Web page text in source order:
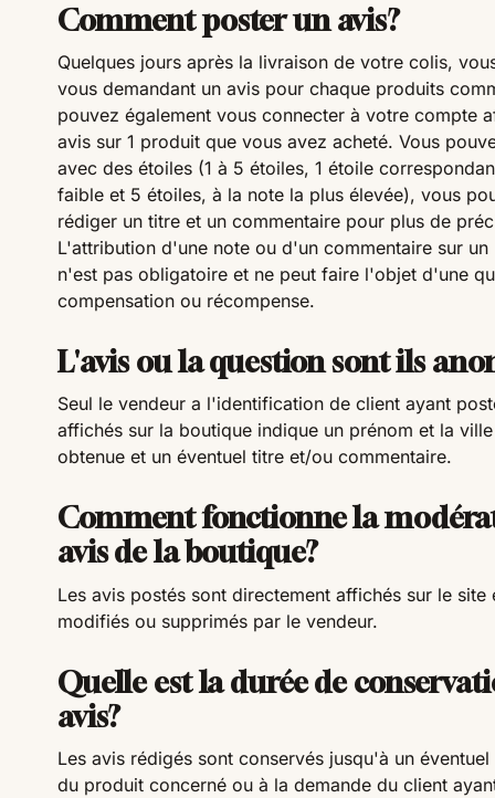
Comment poster un avis?
Quelques jours après la livraison de votre colis,
vous demandant un avis pour chaque produits
pouvez également vous connecter à votre compte
avis sur 1 produit que vous avez acheté. Vous
avec des étoiles (1 à 5 étoiles, 1 étoile
faible et 5 étoiles, à la note la plus élevée), vous
rédiger un titre et un commentaire pour plus de
L'attribution d'une note ou d'un commentaire sur
n'est pas obligatoire et ne peut faire l'objet d'une
compensation ou récompense.
L'avis ou la question sont ils
Seul le vendeur a l'identification de client ayant
affichés sur la boutique indique un prénom et la
obtenue et un éventuel titre et/ou commentaire.
Comment fonctionne la
avis de la boutique?
Les avis postés sont directement affichés sur le site
modifiés ou supprimés par le vendeur.
Quelle est la durée de
avis?
Les avis rédigés sont conservés jusqu'à un
du produit concerné ou à la demande du client